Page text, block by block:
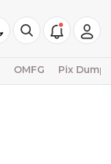
OMFG Pix Dump